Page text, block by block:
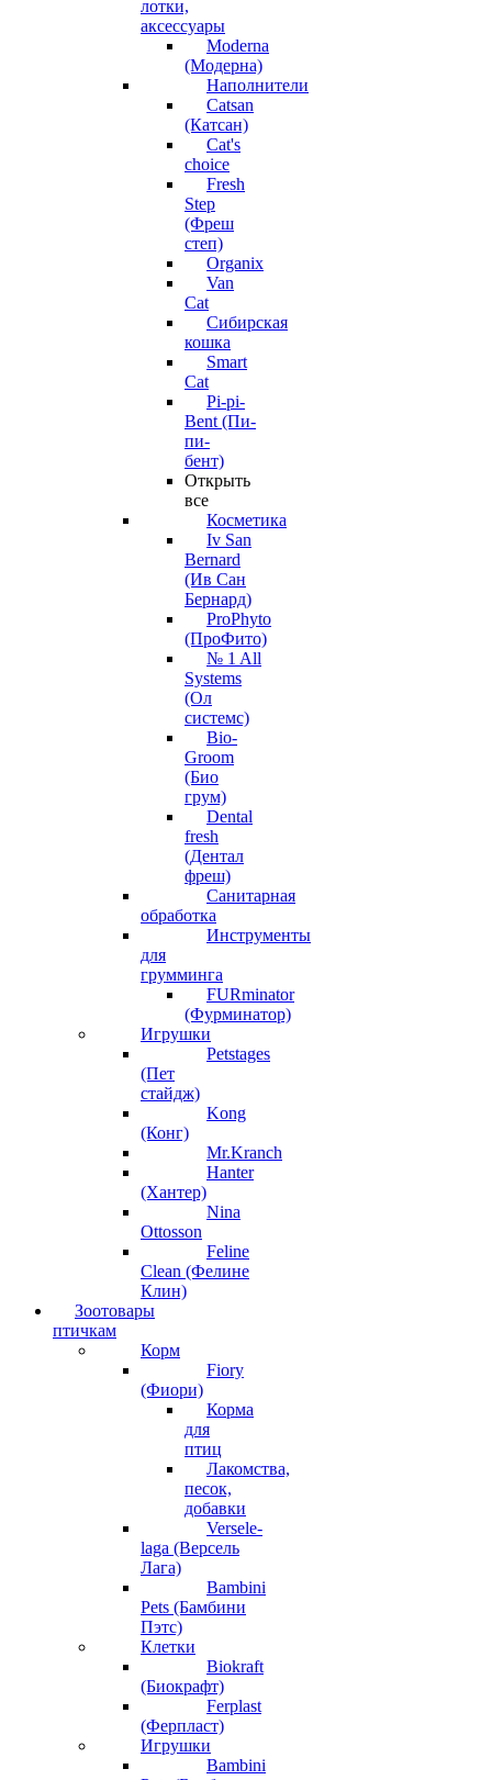
лотки,
аксессуары
Moderna
(Модерна)
Наполнители
Catsan
(Катсан)
Cat's
choice
Fresh
Step
(Фреш
степ)
Organix
Van
Cat
Сибирская
кошка
Smart
Cat
Pi-pi-
Bent (Пи-
пи-
бент)
Открыть
все
Косметика
Iv San
Bernard
(Ив Сан
Бернард)
ProPhyto
(ПроФито)
№ 1 All
Systems
(Ол
системс)
Bio-
Groom
(Био
грум)
Dental
fresh
(Дентал
фреш)
Санитарная
обработка
Инструменты
для
грумминга
FURminator
(Фурминатор)
Игрушки
Petstages
(Пет
стайдж)
Kong
(Конг)
Mr.Kranch
Hanter
(Хантер)
Nina
Ottosson
Feline
Clean (Фелине
Клин)
Зоотовары
птичкам
Корм
Fiory
(Фиори)
Корма
для
птиц
Лакомства,
песок,
добавки
Versele-
laga (Версель
Лага)
Bambini
Pets (Бамбини
Пэтс)
Клетки
Biokraft
(Биокрафт)
Ferplast
(Ферпласт)
Игрушки
Bambini